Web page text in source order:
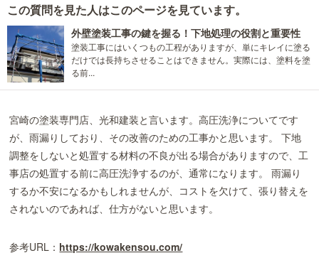
この質問を見た人はこのページを見ています。
外壁塗装工事の鍵を握る！下地処理の役割と重要性
塗装工事にはいくつもの工程がありますが、単にキレイに塗る
だけでは長持ちさせることはできません。実際には、塗料を塗
る前...
宮崎の塗装専門店、光和建装と言います。高圧洗浄についてです
が、雨漏りしており、その改善のための工事かと思います。 下地
調整をしないと処置する材料の不良が出る場合がありますので、工
事店の処置する前に高圧洗浄するのが、通常になります。 雨漏り
するか不安になるかもしれませんが、コストを欠けて、張り替えを
されないのであれば、仕方がないと思います。
参考URL： https://kowakensou.com/